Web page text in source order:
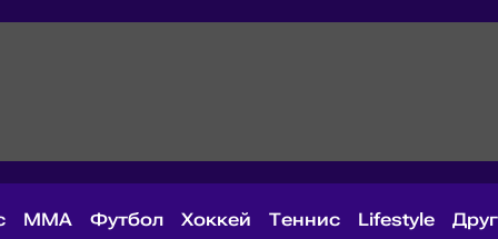
MMA Футбол Хоккей Теннис Lifestyle